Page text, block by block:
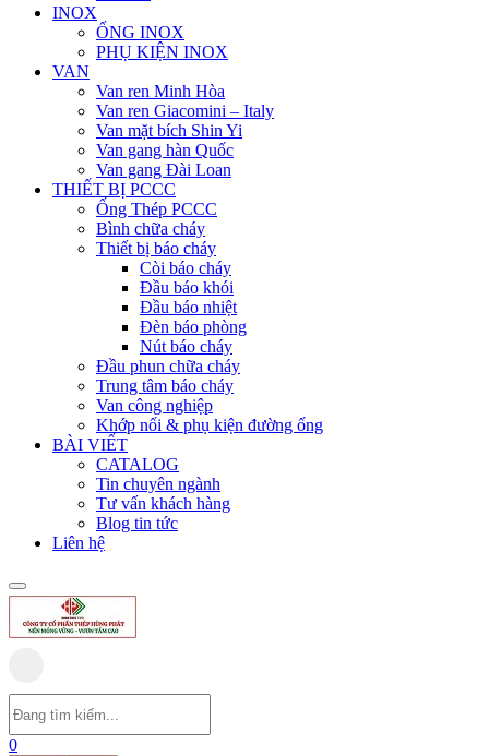
INOX
ỐNG INOX
PHỤ KIỆN INOX
VAN
Van ren Minh Hòa
Van ren Giacomini – Italy
Van mặt bích Shin Yi
Van gang hàn Quốc
Van gang Đài Loan
THIẾT BỊ PCCC
Ống Thép PCCC
Bình chữa cháy
Thiết bị báo cháy
Còi báo cháy
Đầu báo khói
Đầu báo nhiệt
Đèn báo phòng
Nút báo cháy
Đầu phun chữa cháy
Trung tâm báo cháy
Van công nghiệp
Khớp nối & phụ kiện đường ống
BÀI VIẾT
CATALOG
Tin chuyên ngành
Tư vấn khách hàng
Blog tin tức
Liên hệ
0